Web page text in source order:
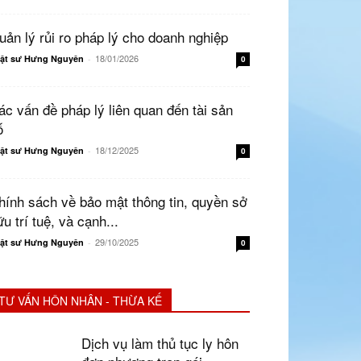
lý rủi ro pháp lý cho doanh nghiệp
sư Hưng Nguyên - 18/01/2026 0
vấn đề pháp lý liên quan đến tài sản
sư Hưng Nguyên - 18/12/2025 0
sách về bảo mật thông tin, quyền sở
trí tuệ, và cạnh...
sư Hưng Nguyên - 29/10/2025 0
VẤN HÔN NHÂN - THỪA KẾ
Dịch vụ làm thủ tục ly hôn